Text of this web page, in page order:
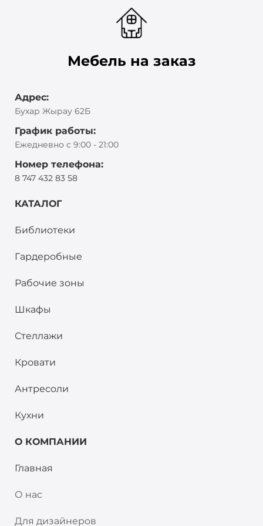
Мебель на заказ
Адрес:
Бухар Жырау 62Б
График работы:
Ежедневно с 9:00 - 21:00
Номер телефона:
8 747 432 83 58
КАТАЛОГ
Библиотеки
Гардеробные
Рабочие зоны
Шкафы
Стеллажи
Кровати
Антресоли
Кухни
О КОМПАНИИ
Главная
О нас
Для дизайнеров